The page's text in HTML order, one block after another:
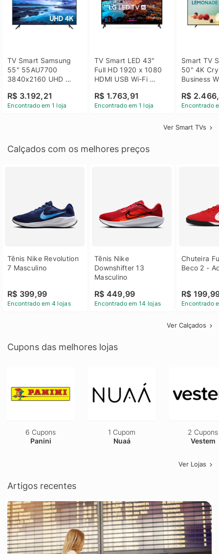
TV Smart Samsung
55" 55AU7700
3840x2160 UHD
Bluetooth
R$ 3.192,21
Encontrado em 1 loja
TV Smart LED 43"
Full HD 1920 x 1080
HDMI USB Wi-Fi
43LM631C0SB LG
R$ 1.763,91
Encontrado em 1 loja
Smart TV
50" 4K
Business
R$
Encontrado
Ver Smart TVs
Calçados com os melhores preços
Tênis Nike Revolution
7 Masculino
R$ 399,99
Encontrado em 4 lojas
Tênis Nike
Downshifter 13
Masculino
R$ 449,99
Encontrado em 14 lojas
Chuteira
Beco 2 -
R$
Encontrado
Ver Calçados
Cupons das melhores lojas
6 Cupons
Panini
1 Cupom
Nuaá
2 Cupons
Vestem
Ver Lojas
Artigos recentes